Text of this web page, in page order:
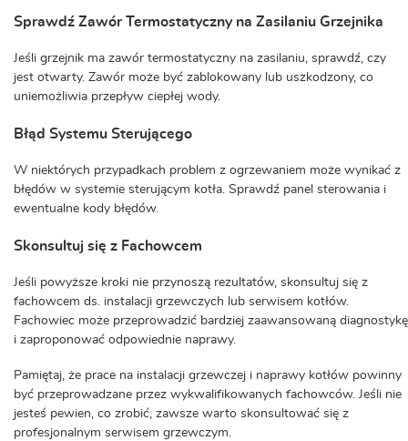
Sprawdź Zawór Termostatyczny na Zasilaniu Grzejnika
Jeśli grzejnik ma zawór termostatyczny na zasilaniu, sprawdź, czy
jest otwarty. Zawór może być zablokowany lub uszkodzony, co
uniemożliwia przepływ ciepłej wody.
Błąd Systemu Sterującego
W niektórych przypadkach problem z ogrzewaniem może wynikać z
błędów w systemie sterującym kotła. Sprawdź panel sterowania i
ewentualne kody błędów.
Skonsultuj się z Fachowcem
Jeśli powyższe kroki nie przynoszą rezultatów, skonsultuj się z
fachowcem ds. instalacji grzewczych lub serwisem kotłów.
Fachowiec może przeprowadzić bardziej zaawansowaną diagnostykę
i zaproponować odpowiednie naprawy.
Pamiętaj, że prace na instalacji grzewczej i naprawy kotłów powinny
być przeprowadzane przez wykwalifikowanych fachowców. Jeśli nie
jesteś pewien, co zrobić, zawsze warto skonsultować się z
profesjonalnym serwisem grzewczym.